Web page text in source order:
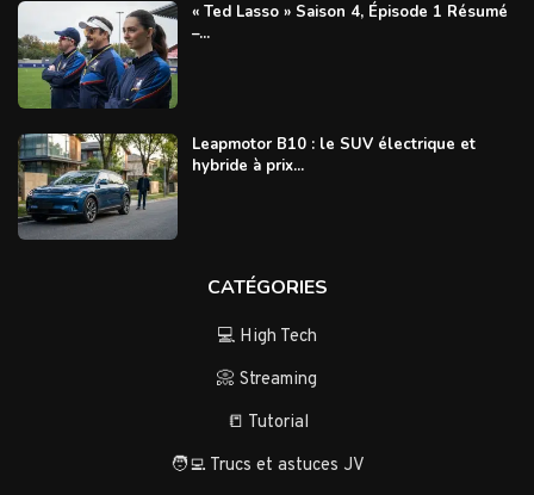
« Ted Lasso » Saison 4, Épisode 1 Résumé
–...
Leapmotor B10 : le SUV électrique et
hybride à prix...
CATÉGORIES
💻 High Tech
📀 Streaming
📒 Tutorial
🧑‍💻 Trucs et astuces JV